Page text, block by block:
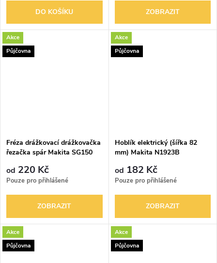
DO KOŠÍKU ZOBRAZIT
Akce
Půjčovna
Fréza drážkovací drážkovačka
řezačka spár Makita SG150
od 220 Kč
Pouze pro přihlášené
ZOBRAZIT
Akce
Půjčovna
Hoblík elektrický (šířka 82
mm) Makita N1923B
od 182 Kč
Pouze pro přihlášené
ZOBRAZIT
Akce
Půjčovna
Akce
Půjčovna